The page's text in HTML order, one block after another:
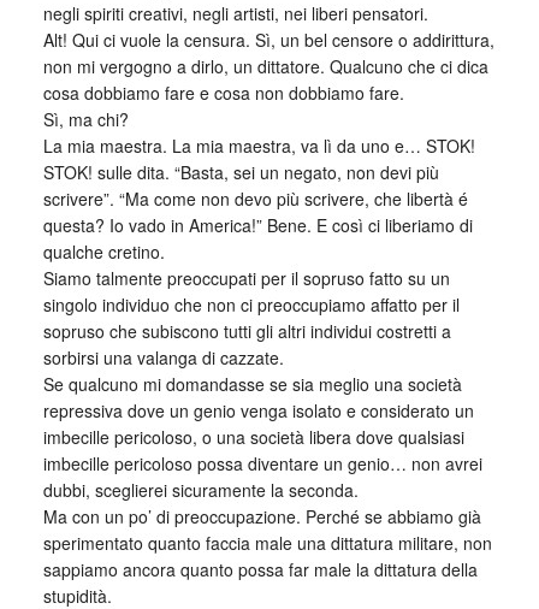
negli spiriti creativi, negli artisti, nei liberi pensatori.
Alt! Qui ci vuole la censura. Sì, un bel censore o addirittura,
non mi vergogno a dirlo, un dittatore. Qualcuno che ci dica
cosa dobbiamo fare e cosa non dobbiamo fare.
Sì, ma chi?
La mia maestra. La mia maestra, va lì da uno e… STOK!
STOK! sulle dita. “Basta, sei un negato, non devi più
scrivere”. “Ma come non devo più scrivere, che libertà é
questa? Io vado in America!” Bene. E così ci liberiamo di
qualche cretino.
Siamo talmente preoccupati per il sopruso fatto su un
singolo individuo che non ci preoccupiamo affatto per il
sopruso che subiscono tutti gli altri individui costretti a
sorbirsi una valanga di cazzate.
Se qualcuno mi domandasse se sia meglio una società
repressiva dove un genio venga isolato e considerato un
imbecille pericoloso, o una società libera dove qualsiasi
imbecille pericoloso possa diventare un genio… non avrei
dubbi, sceglierei sicuramente la seconda.
Ma con un po’ di preoccupazione. Perché se abbiamo già
sperimentato quanto faccia male una dittatura militare, non
sappiamo ancora quanto possa far male la dittatura della
stupidità.